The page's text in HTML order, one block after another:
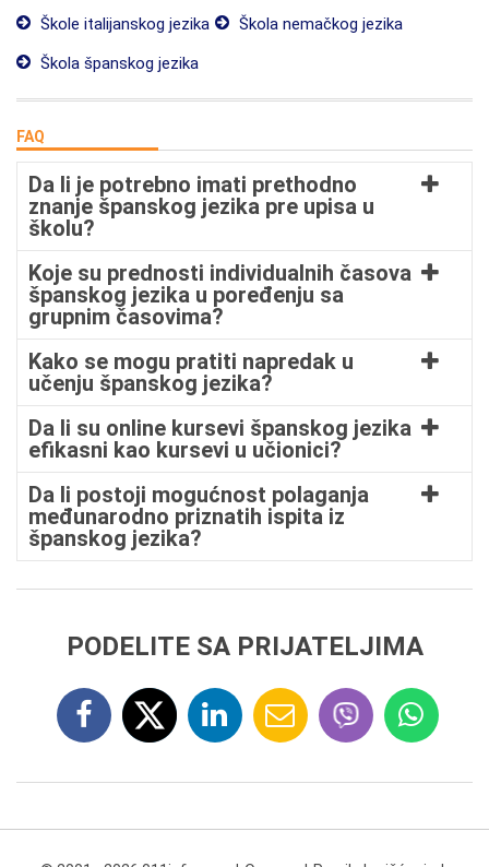
Škole italijanskog jezika
Škola nemačkog jezika
Škola španskog jezika
FAQ
Da li je potrebno imati prethodno
znanje španskog jezika pre upisa u
školu?
Koje su prednosti individualnih časova
španskog jezika u poređenju sa
grupnim časovima?
Kako se mogu pratiti napredak u
učenju španskog jezika?
Da li su online kursevi španskog jezika
efikasni kao kursevi u učionici?
Da li postoji mogućnost polaganja
međunarodno priznatih ispita iz
španskog jezika?
PODELITE SA PRIJATELJIMA